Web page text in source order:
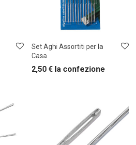
Set Aghi Assortiti per la
Casa
2,50 € la confezione